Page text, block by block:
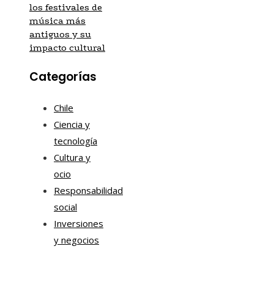
los festivales de
música más
antiguos y su
impacto cultural
Categorías
Chile
Ciencia y
tecnología
Cultura y
ocio
Responsabilidad
social
Inversiones
y negocios